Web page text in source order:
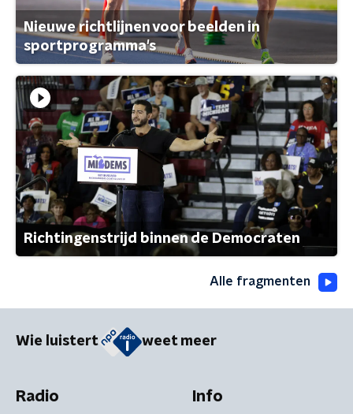
Nieuwe richtlijnen voor beelden in
sportprogramma's
Richtingenstrijd binnen de Democraten
Alle fragmenten
Wie luistert weet meer
Radio Info